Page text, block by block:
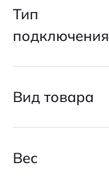
Тип
подключения
Вид товара
Вес